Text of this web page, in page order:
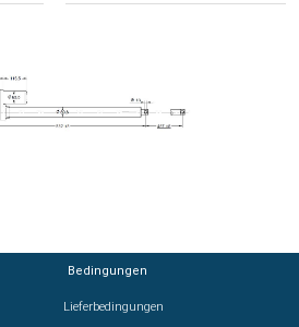
Bedingungen
Lieferbedingungen
Bedingungen
Lieferbedingungen